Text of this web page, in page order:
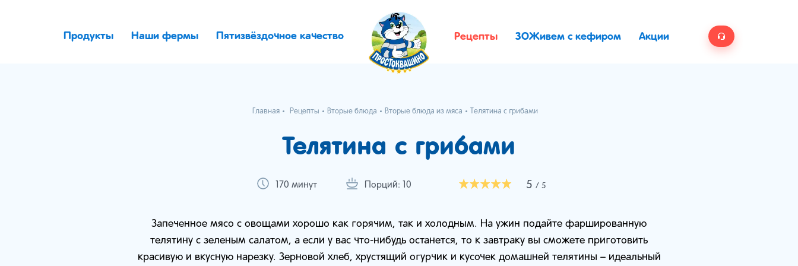
Продукты Наши фермы Пятизвёздочное качество Рецепты ЗОЖивем с кефиром Акции
Главная Рецепты Вторые блюда Вторые блюда из мяса Телятина с грибами
Телятина с грибами
170 минут Порций: 10 5 / 5
Запеченное мясо с овощами хорошо как горячим, так и холодным. На ужин подайте фаршированную
телятину с зеленым салатом, а если у вас что-нибудь останется, то к завтраку вы сможете приготовить
красивую и вкусную нарезку. Зерновой хлеб, хрустящий огурчик и кусочек домашней телятины – идеальный